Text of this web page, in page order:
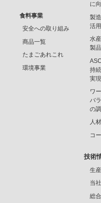
食料事業
安全への取り組み
商品一覧
たまごあれこれ
環境事業
に
製
活用
水
製
持
実
ワ
バ
の
人
コ
技術
生
当
総